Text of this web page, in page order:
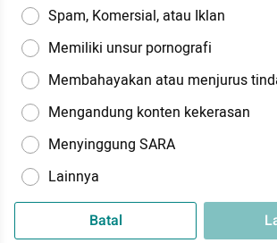
Spam, Komersial, atau Iklan
Memiliki unsur pornografi
Membahayakan atau menjurus
Mengandung konten kekerasan
Menyinggung SARA
Lainnya
Batal